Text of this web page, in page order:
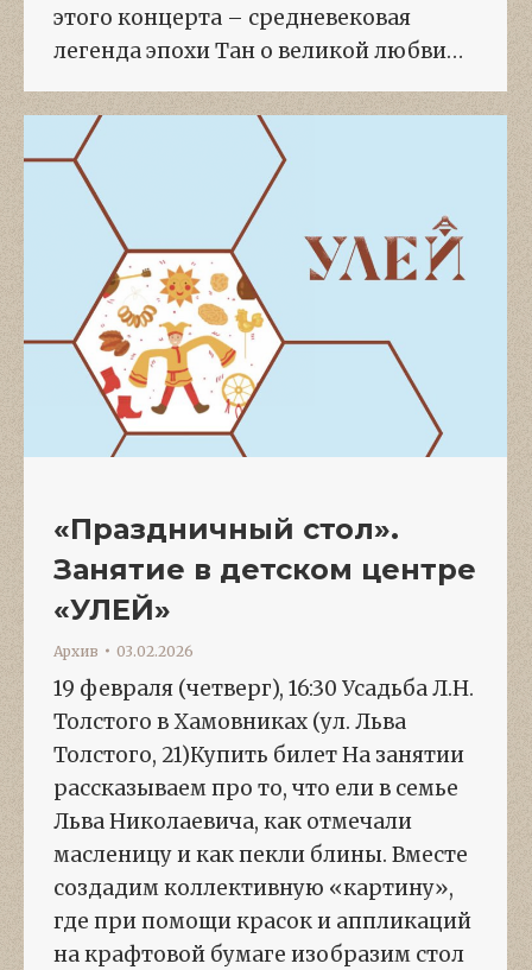
этого концерта – средневековая
легенда эпохи Тан о великой любви…
«Праздничный стол».
Занятие в детском центре
«УЛЕЙ»
Архив 03.02.2026
19 февраля (четверг), 16:30 Усадьба Л.Н.
Толстого в Хамовниках (ул. Льва
Толстого, 21)Купить билет На занятии
рассказываем про то, что ели в семье
Льва Николаевича, как отмечали
масленицу и как пекли блины. Вместе
создадим коллективную «картину»,
где при помощи красок и аппликаций
на крафтовой бумаге изобразим стол